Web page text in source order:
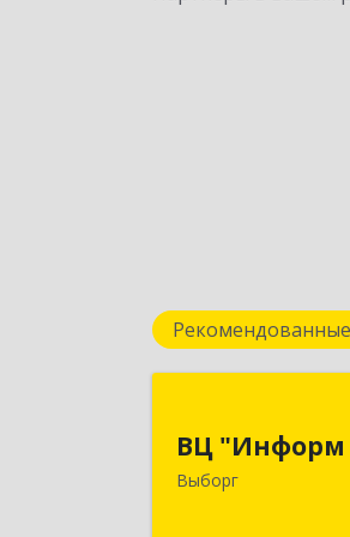
ВЦ "Информ
Выборг
Выборгский р-н,